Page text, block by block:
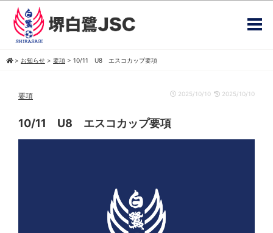
> お知らせ > 要項 > 10/11 U8 エスコカップ要項
要項 2025/10/10 2025/10/10
10/11 U8 エスコカップ要項